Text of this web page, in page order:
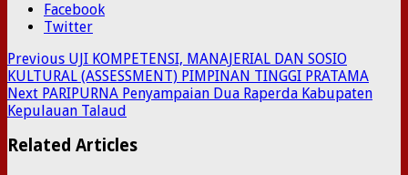
Facebook
Twitter
Previous UJI KOMPETENSI, MANAJERIAL DAN SOSIO
KULTURAL (ASSESSMENT) PIMPINAN TINGGI PRATAMA
Next PARIPURNA Penyampaian Dua Raperda Kabupaten
Kepulauan Talaud
Related Articles